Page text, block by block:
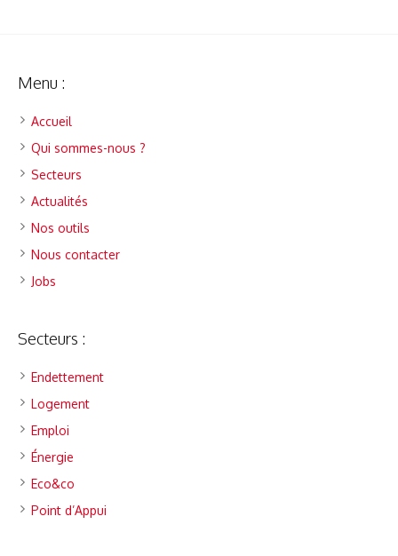
Menu :
Accueil
Qui sommes-nous ?
Secteurs
Actualités
Nos outils
Nous contacter
Jobs
Secteurs :
Endettement
Logement
Emploi
Énergie
Eco&co
Point d’Appui